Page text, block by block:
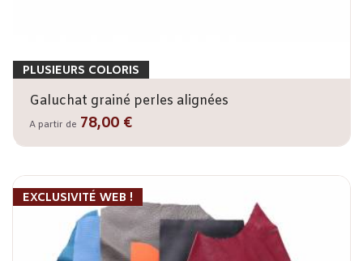
PLUSIEURS COLORIS
Galuchat grainé perles alignées
A partir de 78,00 €
EXCLUSIVITÉ WEB !